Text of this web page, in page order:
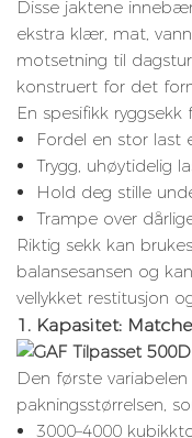
Disse jaktene
ekstra klær, mat,
motsetning til
konstruert for det
En spesifikk
Fordel en stor last
Trygg, uhøytidelig
Hold deg stille
Trampe over
Riktig sekk kan
balansesansen og
vellykket restitusjon
1. Kapasitet:
Den første
pakningsstørrelsen,
3000–4000